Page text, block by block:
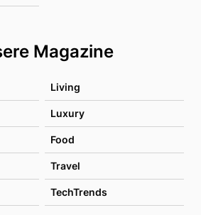
Magazine
Living
Luxury
Food
Travel
TechTrends